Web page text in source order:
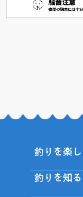
釣りを楽
釣りを知る